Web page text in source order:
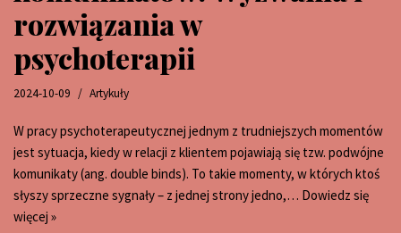
rozwiązania w
psychoterapii
2024-10-09 Artykuły
W pracy psychoterapeutycznej jednym z trudniejszych momentów
jest sytuacja, kiedy w relacji z klientem pojawiają się tzw. podwójne
komunikaty (ang. double binds). To takie momenty, w których ktoś
słyszy sprzeczne sygnały – z jednej strony jedno,… Dowiedz się
więcej »